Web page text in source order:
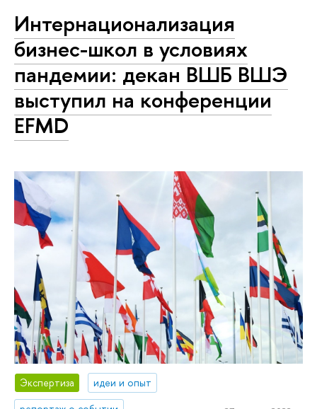
Интернационализация
бизнес-школ в условиях
пандемии: декан ВШБ ВШЭ
выступил на конференции
EFMD
Экспертиза
идеи и опыт